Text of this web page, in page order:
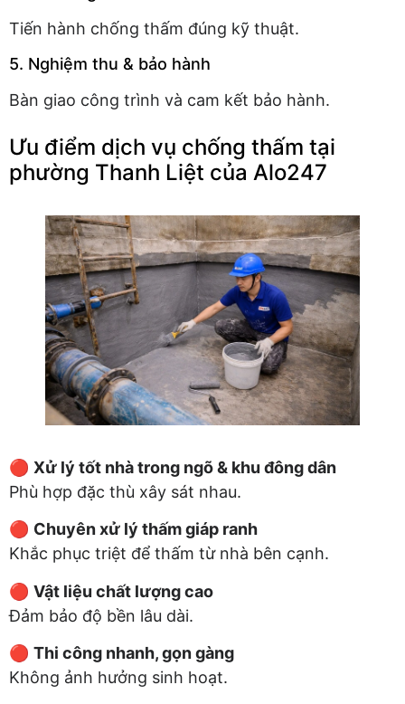
Tiến hành chống thấm đúng kỹ thuật.
5. Nghiệm thu & bảo hành
Bàn giao công trình và cam kết bảo hành.
Ưu điểm dịch vụ chống thấm tại
phường Thanh Liệt của Alo247
🔴 Xử lý tốt nhà trong ngõ & khu đông dân
Phù hợp đặc thù xây sát nhau.
🔴 Chuyên xử lý thấm giáp ranh
Khắc phục triệt để thấm từ nhà bên cạnh.
🔴 Vật liệu chất lượng cao
Đảm bảo độ bền lâu dài.
🔴 Thi công nhanh, gọn gàng
Không ảnh hưởng sinh hoạt.